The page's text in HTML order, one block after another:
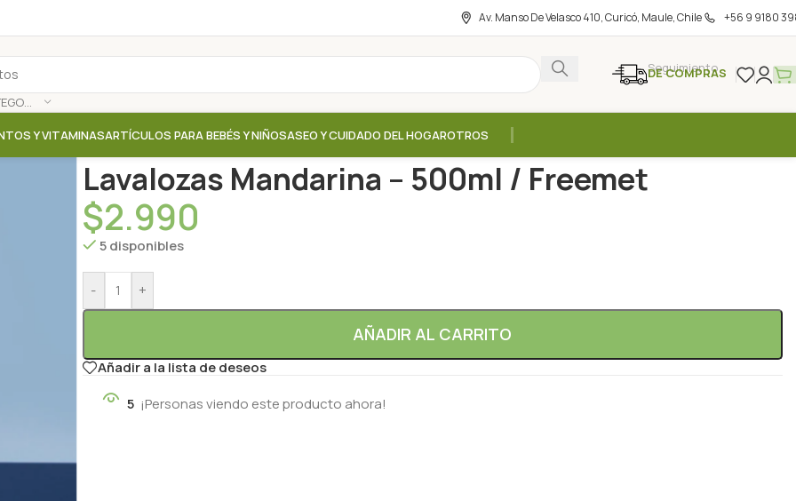
Av. Manso De Velasco 410, Curicó, Maule, Chile +56 9 9180
SELECCIONAR CATEGORÍA
Seguimiento
DE COMPRAS
Y VITAMINASARTÍCULOS PARA BEBÉS Y NIÑOSASEO Y CUIDADO DEL HOGAROTROS
Lavalozas Mandarina – 500ml / Freemet
$2.990
5 disponibles
- +
AÑADIR AL CARRITO
Añadir a la lista de deseos
5 ¡Personas viendo este producto ahora!